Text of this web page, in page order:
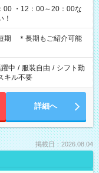
・12：00～20：00な
！
期 ＊長期もご紹介可能
中 / 服装自由 / シフト勤
キル不要
詳細へ
掲載日：2026.08.04